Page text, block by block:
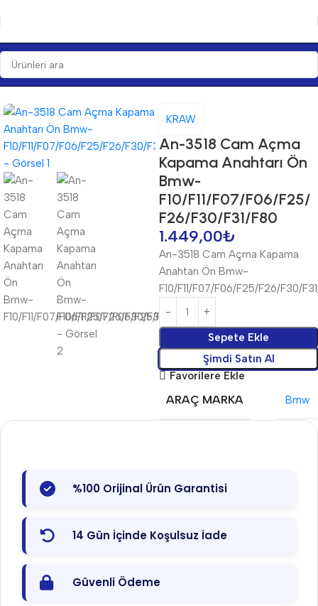
Ana Sayfa Anahtarlar Anahtarlar
KRAW
An-3518 Cam Açma
Kapama Anahtarı Ön
Bmw-
F10/F11/F07/F06/F25/
F26/F30/F31/F80
1.449,00₺
An-3518 Cam Açma Kapama
Anahtarı Ön Bmw-
F10/F11/F07/F06/F25/F26/F30/
Sepete Ekle
Şimdi Satın Al
Favorilere Ekle
ARAÇ MARKA Bmw
%100 Orijinal Ürün Garantisi
14 Gün İçinde Koşulsuz İade
Güvenli Ödeme